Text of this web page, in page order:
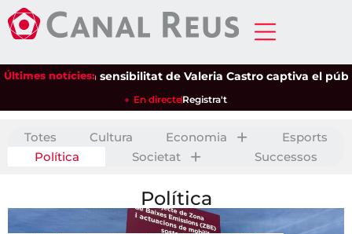
Últimes notícies:
La sensibilitat de Valeria Castro captiva el públic del
En directeRegistra't
Totes Cultura Economia
Esports
Política
Societat Successos
Política